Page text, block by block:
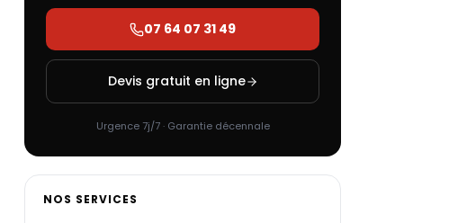
07 64 07 31 49
Devis gratuit en ligne
Urgence 7j/7 · Garantie décennale
NOS SERVICES